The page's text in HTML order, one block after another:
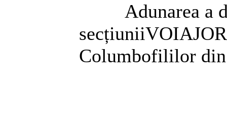
Adunarea a
Columbofililor din